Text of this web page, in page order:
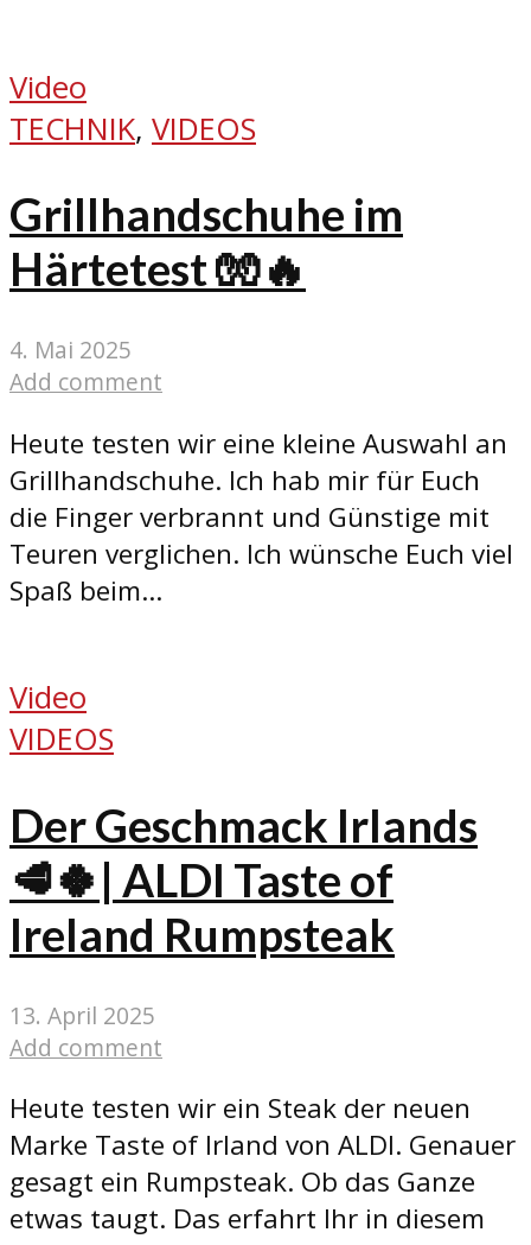
Video
TECHNIK, VIDEOS
Grillhandschuhe im
Härtetest 🧤🔥
4. Mai 2025
Add comment
Heute testen wir eine kleine Auswahl an
Grillhandschuhe. Ich hab mir für Euch
die Finger verbrannt und Günstige mit
Teuren verglichen. Ich wünsche Euch viel
Spaß beim...
Video
VIDEOS
Der Geschmack Irlands
🥩🍀| ALDI Taste of
Ireland Rumpsteak
13. April 2025
Add comment
Heute testen wir ein Steak der neuen
Marke Taste of Irland von ALDI. Genauer
gesagt ein Rumpsteak. Ob das Ganze
etwas taugt. Das erfahrt Ihr in diesem